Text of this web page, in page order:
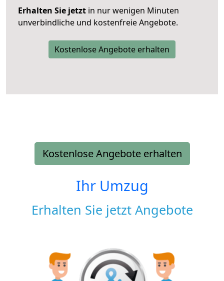
Erhalten Sie jetzt in nur wenigen Minuten
unverbindliche und kostenfreie Angebote.
Kostenlose Angebote erhalten
Kostenlose Angebote erhalten
Ihr Umzug
Erhalten Sie jetzt Angebote